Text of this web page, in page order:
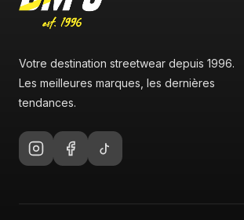
Votre destination streetwear depuis 1996.
Les meilleures marques, les dernières
tendances.